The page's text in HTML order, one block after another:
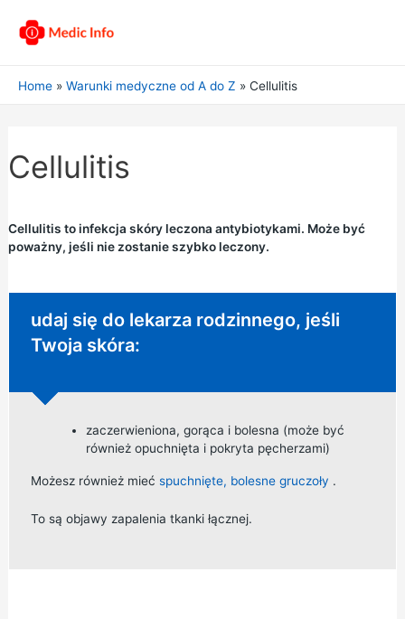
Home Warunki medyczne od A do Z Cellulitis
Cellulitis
Cellulitis to infekcja skóry leczona antybiotykami. Może być
poważny, jeśli nie zostanie szybko leczony.
Niepilna porada:
udaj się do lekarza rodzinnego, jeśli
Twoja skóra:
zaczerwieniona, gorąca i bolesna (może być
również opuchnięta i pokryta pęcherzami)
Możesz również mieć spuchnięte, bolesne gruczoły .
To są objawy zapalenia tkanki łącznej.